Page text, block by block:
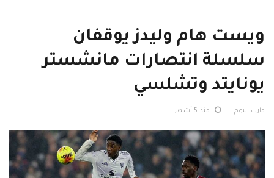
ويست هام وليدز يوقفان
سلسلة انتصارات مانشستر
يونايتد وتشلسي
مارب اليوم منذ 5 أشهر